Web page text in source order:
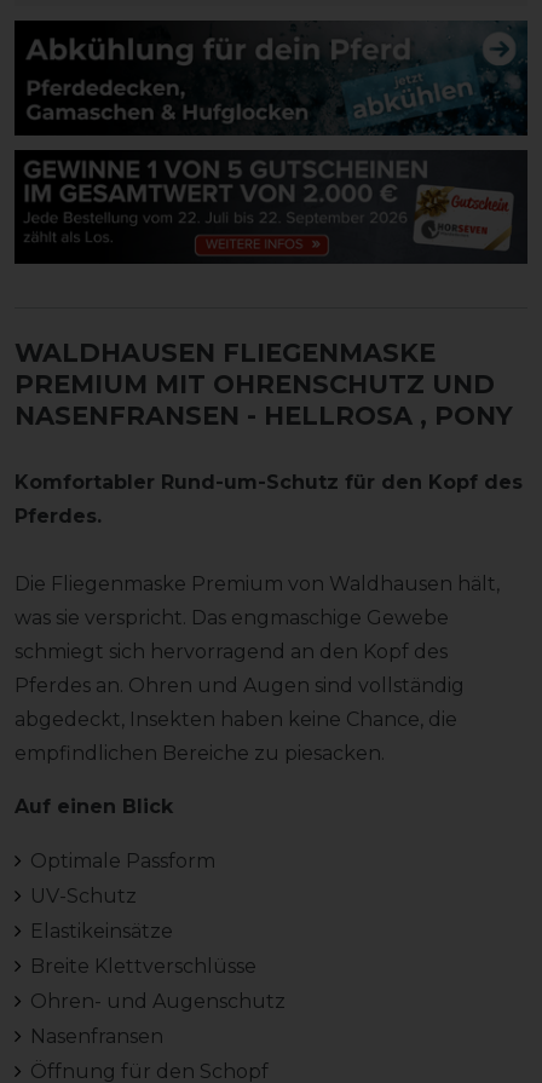
WALDHAUSEN FLIEGENMASKE
PREMIUM MIT OHRENSCHUTZ UND
NASENFRANSEN - HELLROSA , PONY
Komfortabler Rund-um-Schutz für den Kopf des
Pferdes.
Die Fliegenmaske Premium von Waldhausen hält,
was sie verspricht. Das engmaschige Gewebe
schmiegt sich hervorragend an den Kopf des
Pferdes an. Ohren und Augen sind vollständig
abgedeckt, Insekten haben keine Chance, die
empfindlichen Bereiche zu piesacken.
Auf einen Blick
Optimale Passform
UV-Schutz
Elastikeinsätze
Breite Klettverschlüsse
Ohren- und Augenschutz
Nasenfransen
Öffnung für den Schopf